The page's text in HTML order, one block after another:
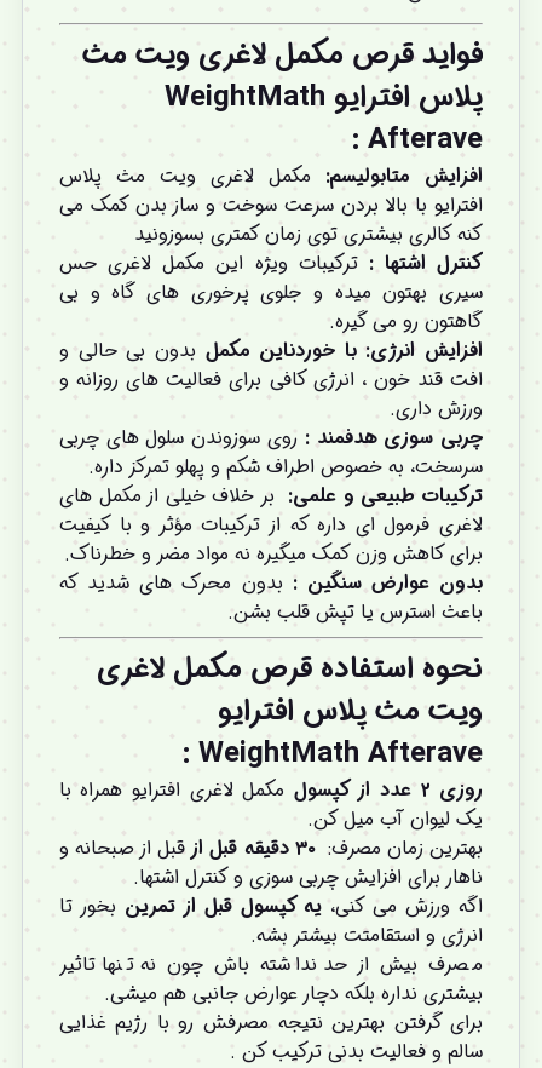
فواید قرص مکمل لاغری ویت مث
پلاس افترایو WeightMath
Afterave
:
افزایش متابولیسم: مکمل لاغری ویت مث پلاس
افترایو با بالا بردن سرعت سوخت ‌و ساز بدن کمک می
‌کنه کالری بیشتری توی زمان کمتری بسوزونید
کنترل اشتها: ترکیبات ویژه این مکمل لاغری حس
سیری بهتون میده و جلوی پرخوری ‌های گاه و بی
گاهتون رو می ‌گیره.
افزایش انرژی: با خوردناین مکمل بدون بی ‌حالی و
افت قند خون ، انرژی کافی برای فعالیت ‌های روزانه و
ورزش داری.
چربی ‌سوزی هدفمند: روی سوزوندن سلول های چربی
سرسخت، به خصوص اطراف شکم و پهلو تمرکز داره.
ترکیبات طبیعی و علمی: بر خلاف خیلی از مکمل های
لاغری فرمول ای داره که از ترکیبات مؤثر و با کیفیت
برای کاهش وزن کمک میگیره نه مواد مضر و خطرناک.
بدون عوارض سنگین: بدون محرک ‌های شدید که
باعث استرس یا تپش قلب بشن.
نحوه استفاده قرص مکمل لاغری
ویت مث پلاس افترایو
WeightMath Afterave
:
روزی ۲ عدد از کپسول مکمل لاغری افترایو همراه با
یک لیوان آب میل کن.
بهترین زمان مصرف:۳۰ دقیقه قبل از قبل از صبحانه و
ناهار برای افزایش چربی ‌سوزی و کنترل اشتها.
اگه ورزش می ‌کنی، یه کپسول قبل از تمرین بخور تا
انرژی و استقامتت بیشتر بشه.
مصرف بیش از حد نداشته باش چون نه تنها تاثیر
بیشتری نداره بلکه دچار عوارض جانبی هم میشی.
برای گرفتن بهترین نتیجه مصرفش رو با رژیم غذایی
سالم و فعالیت بدنی ترکیب کن .